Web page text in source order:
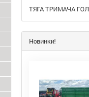
ТЯГА ТРИМАЧА
Новинки!